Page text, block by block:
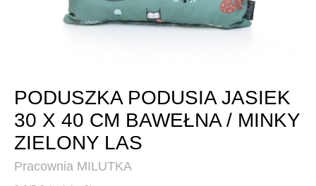
PODUSZKA PODUSIA JASIEK
30 X 40 CM BAWEŁNA / MINKY
ZIELONY LAS
Pracownia MILUTKA